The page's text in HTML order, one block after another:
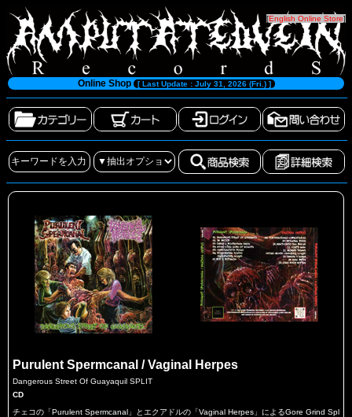
[English Online Store]
Online Shop [ Last Update : July 31, 2026 (Fri.) ]
Purulent Spermcanal / Vaginal Herpes
Dangerous Street Of Guayaquil SPLIT
CD
チェコの「Purulent Spermcanal」とエクアドルの「Vaginal Herpes」によるGore Grind Spl